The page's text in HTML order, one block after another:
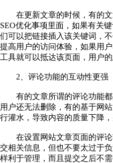
在更新文章的时候，有的文
SEO优化事项里面，如果有关
们可以把链接插入该关键词，
提高用户的访问体验，如果用
工具就可以抵达该页面，用户
2、评论功能的互动性更强
有的文章所谓的评论功能都
用户还无法删除，有的基于网
行灌水，导致内容的质量下降，
在设置网站文章页面的评论
交相关信息，但也不要太过于
样利于管理，而且提交之后不